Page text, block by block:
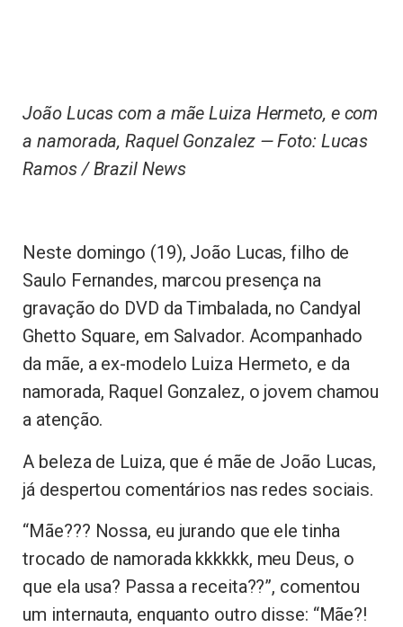
João Lucas com a mãe Luiza Hermeto, e com
a namorada, Raquel Gonzalez — Foto: Lucas
Ramos / Brazil News
Neste domingo (19), João Lucas, filho de
Saulo Fernandes, marcou presença na
gravação do DVD da Timbalada, no Candyal
Ghetto Square, em Salvador. Acompanhado
da mãe, a ex-modelo Luiza Hermeto, e da
namorada, Raquel Gonzalez, o jovem chamou
a atenção.
A beleza de Luiza, que é mãe de João Lucas,
já despertou comentários nas redes sociais.
“Mãe??? Nossa, eu jurando que ele tinha
trocado de namorada kkkkkk, meu Deus, o
que ela usa? Passa a receita??”, comentou
um internauta, enquanto outro disse: “Mãe?!